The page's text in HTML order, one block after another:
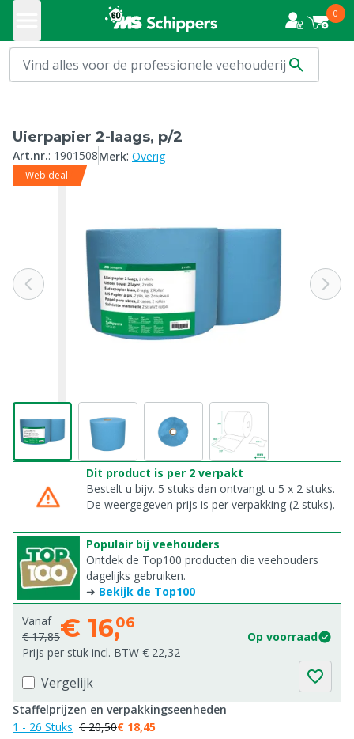
0
Uierpapier 2-laags, p/2
Art.nr.: 1901508Merk: Overig
Web deal
Dit product is per 2 verpakt
Bestelt u bijv. 5 stuks dan ontvangt u 5 x 2 stuks.
De weergegeven prijs is per verpakking (2 stuks).
Populair bij veehouders
Ontdek de Top100 producten die veehouders
dagelijks gebruiken.
➜ Bekijk de Top100
Vanaf
€ 17,85€ 16,06
Op voorraad
Prijs per stuk incl. BTW € 22,32
Vergelijk
Staffelprijzen en verpakkingseenheden
1 - 26 Stuks € 20,50€ 18,45